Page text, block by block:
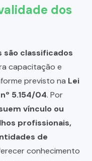
dos
são classificados
capacitação e
previsto na Lei
5.154/04. Por
vínculo ou
profissionais,
de
conhecimento